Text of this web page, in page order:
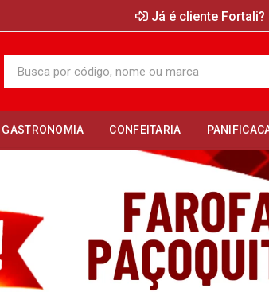
Já é cliente Fortali?
GASTRONOMIA CONFEITARIA